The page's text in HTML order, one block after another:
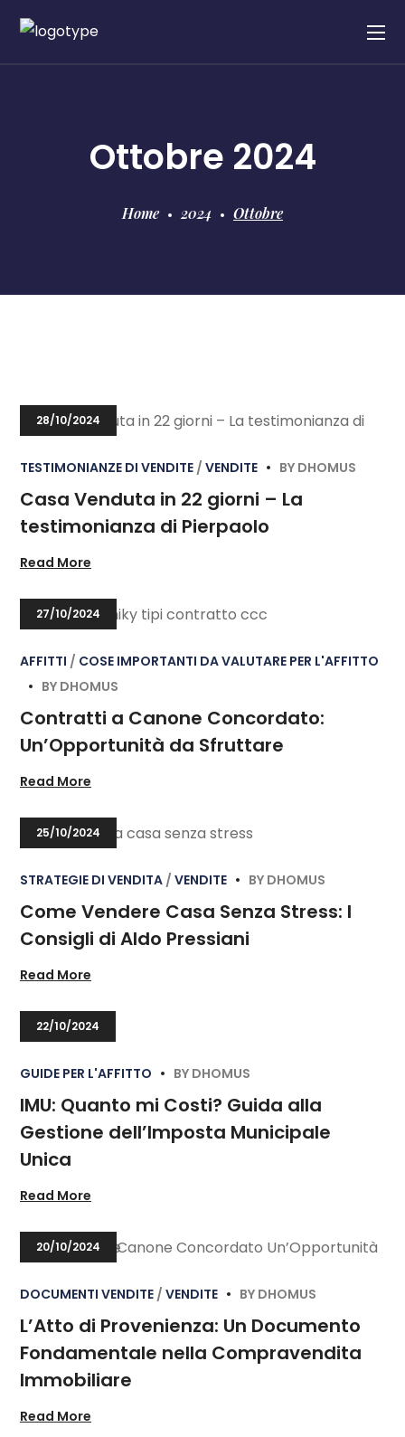
Ottobre 2024
Home 2024 Ottobre
28/10/2024
TESTIMONIANZE DI VENDITE VENDITE BY DHOMUS
Casa Venduta in 22 giorni – La
testimonianza di Pierpaolo
Read More
27/10/2024
AFFITTI
COSE IMPORTANTI DA VALUTARE PER L'AFFITTO
BY DHOMUS
Contratti a Canone Concordato:
Un’Opportunità da Sfruttare
Read More
25/10/2024
STRATEGIE DI VENDITA VENDITE BY DHOMUS
Come Vendere Casa Senza Stress: I
Consigli di Aldo Pressiani
Read More
22/10/2024
GUIDE PER L'AFFITTO BY DHOMUS
IMU: Quanto mi Costi? Guida alla
Gestione dell’Imposta Municipale
Unica
Read More
20/10/2024
DOCUMENTI VENDITE VENDITE BY DHOMUS
L’Atto di Provenienza: Un Documento
Fondamentale nella Compravendita
Immobiliare
Read More